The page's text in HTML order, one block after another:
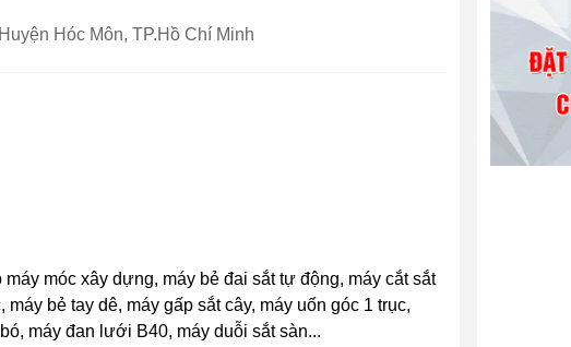
Hóc Môn, TP.Hồ Chí Minh
móc xây dựng, máy bẻ đai sắt tự động, máy cắt sắt
bẻ tay dê, máy gấp sắt cây, máy uốn góc 1 trục,
máy đan lưới B40, máy duỗi sắt sàn...